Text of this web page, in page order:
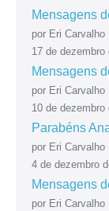
Mensagens
por Eri Carvalho
17 de dezembro
Mensagens
por Eri Carvalho
10 de dezembro
Parabéns
por Eri Carvalho
4 de dezembro
Mensagens
por Eri Carvalho